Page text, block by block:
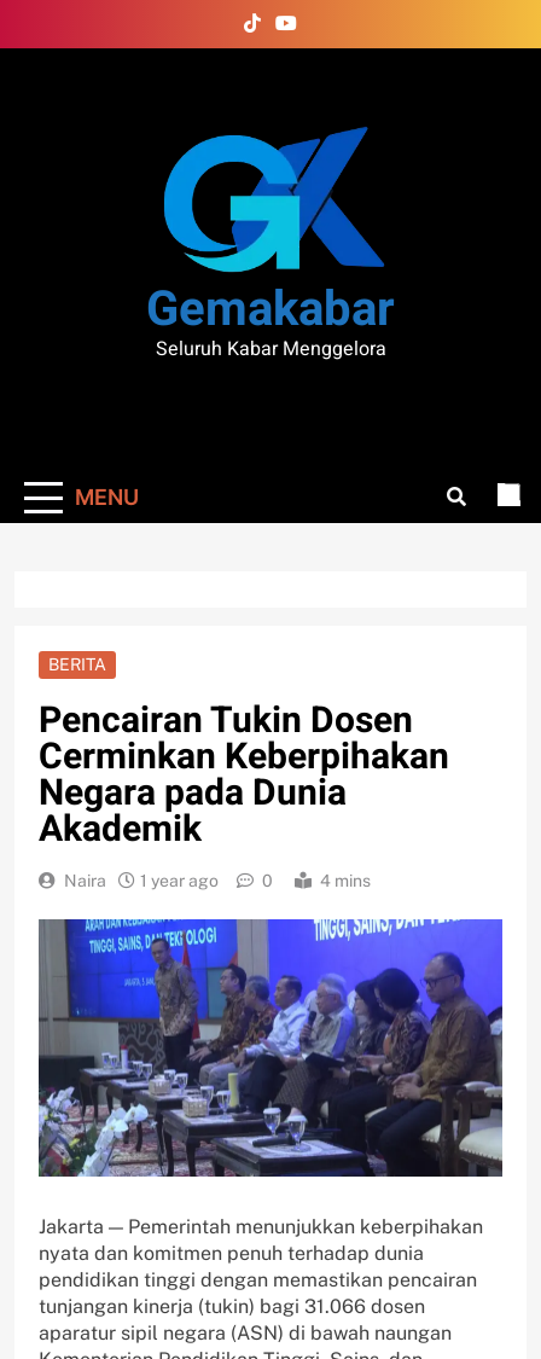
to
Gemakabar
Seluruh Kabar Menggelora
MENU
BERITA
Pencairan Tukin Dosen
Cerminkan Keberpihakan
Negara pada Dunia
Akademik
Naira 1 year ago 0 4 mins
Jakarta — Pemerintah menunjukkan keberpihakan
nyata dan komitmen penuh terhadap dunia
pendidikan tinggi dengan memastikan pencairan
tunjangan kinerja (tukin) bagi 31.066 dosen
aparatur sipil negara (ASN) di bawah naungan